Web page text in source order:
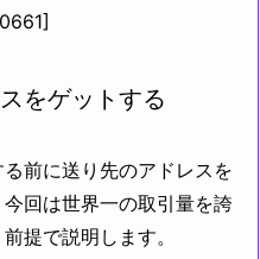
をゲットする
前に送り先のアドレスを
回は世界一の取引量を誇
提で説明します。